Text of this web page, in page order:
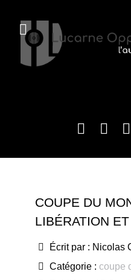
COUPE DU
LIBÉRATION
Écrit par : Nicolas
Catégorie : coupe